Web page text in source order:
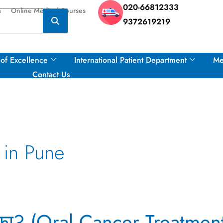
Online Medical Courses
020-66812333
9372619219
Excellence International Patient Department
Contact Us
Pune